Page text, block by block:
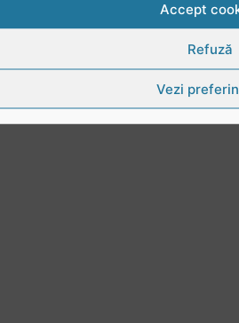
Accept
Refuză
Vezi